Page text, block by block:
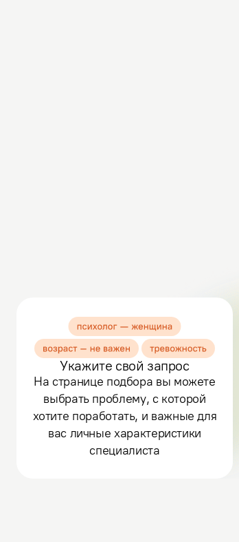
Укажите свой запрос
На странице подбора вы можете
выбрать проблему, с которой
хотите поработать, и важные для
вас личные характеристики
специалиста